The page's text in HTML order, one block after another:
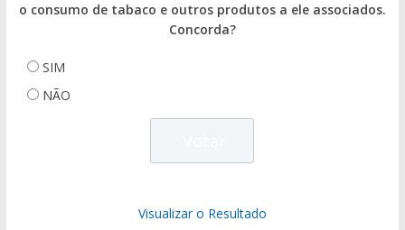
o consumo de tabaco e outros produtos a ele associados.
Concorda?
SIM
NÃO
Visualizar o Resultado